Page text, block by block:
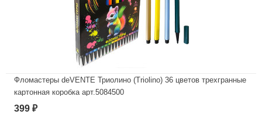
Фломастеры deVENTE Триолино (Triolino) 36 цветов трехгранные
картонная коробка арт.5084500
В наличии
399 ₽